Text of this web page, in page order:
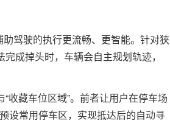
驾驶的执行更流畅、更智能。针对狭
成掉头时，车辆会自主规划轨迹，
收藏车位区域”。前者让用户在停车场
设常用停车区，实现抵达后的自动寻